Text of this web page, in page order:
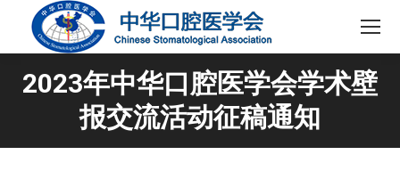
2023年中华口腔医学会学术壁
报交流活动征稿通知